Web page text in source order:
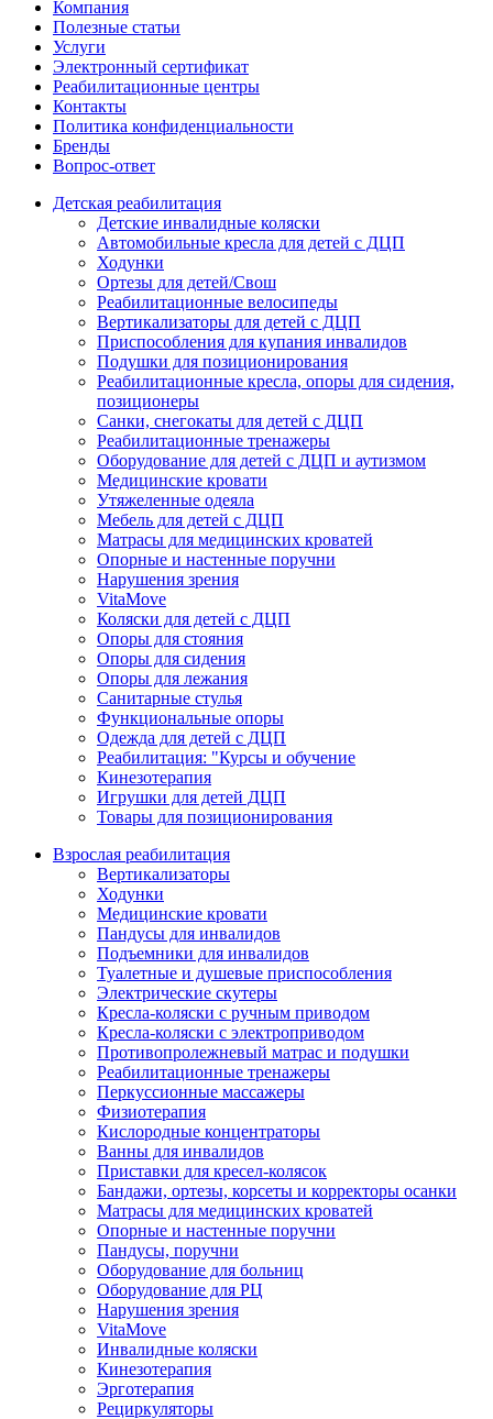
Компания
Полезные статьи
Услуги
Электронный сертификат
Реабилитационные центры
Контакты
Политика конфиденциальности
Бренды
Вопрос-ответ
Детская реабилитация
Детские инвалидные коляски
Автомобильные кресла для детей с ДЦП
Ходунки
Ортезы для детей/Свош
Реабилитационные велосипеды
Вертикализаторы для детей с ДЦП
Приспособления для купания инвалидов
Подушки для позиционирования
Реабилитационные кресла, опоры для сидения,
позиционеры
Санки, снегокаты для детей с ДЦП
Реабилитационные тренажеры
Оборудование для детей с ДЦП и аутизмом
Медицинские кровати
Утяжеленные одеяла
Мебель для детей с ДЦП
Матрасы для медицинских кроватей
Опорные и настенные поручни
Нарушения зрения
VitaMove
Коляски для детей с ДЦП
Опоры для стояния
Опоры для сидения
Опоры для лежания
Санитарные стулья
Функциональные опоры
Одежда для детей с ДЦП
Реабилитация: "Курсы и обучение
Кинезотерапия
Игрушки для детей ДЦП
Товары для позиционирования
Взрослая реабилитация
Вертикализаторы
Ходунки
Медицинские кровати
Пандусы для инвалидов
Подъемники для инвалидов
Туалетные и душевые приспособления
Электрические скутеры
Кресла-коляски с ручным приводом
Кресла-коляски с электроприводом
Противопролежневый матрас и подушки
Реабилитационные тренажеры
Перкуссионные массажеры
Физиотерапия
Кислородные концентраторы
Ванны для инвалидов
Приставки для кресел-колясок
Бандажи, ортезы, корсеты и корректоры осанки
Матрасы для медицинских кроватей
Опорные и настенные поручни
Пандусы, поручни
Оборудование для больниц
Оборудование для РЦ
Нарушения зрения
VitaMove
Инвалидные коляски
Кинезотерапия
Эрготерапия
Рециркуляторы